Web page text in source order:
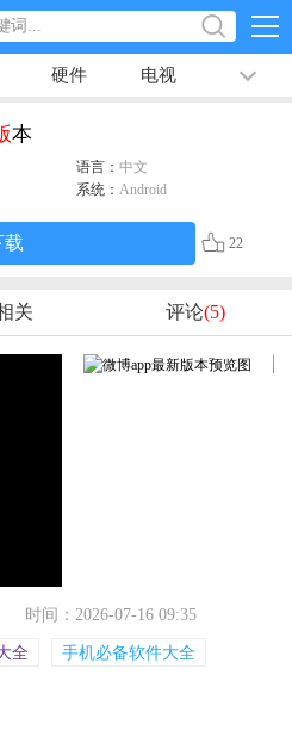
硬件 电视 排行榜
本
语言： 中文
系统： Android
载 22
关 评论(5)
时间：2026-07-16 09:35
全 手机必备软件大全